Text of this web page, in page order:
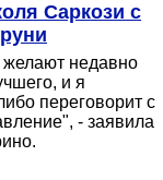
Саркози с
желают недавно
и я
переговорит с
- заявила